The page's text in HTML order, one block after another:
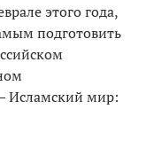
этого года,
подготовить
Исламский мир: